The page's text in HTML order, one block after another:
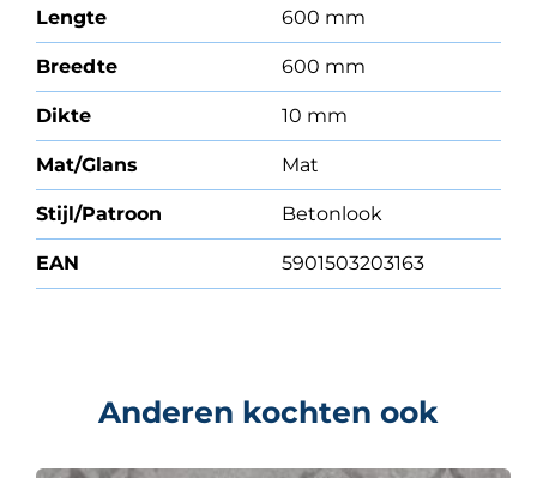
Lengte 600 mm
Breedte 600 mm
Dikte 10 mm
Mat/Glans Mat
Stijl/Patroon Betonlook
EAN 5901503203163
Anderen kochten ook